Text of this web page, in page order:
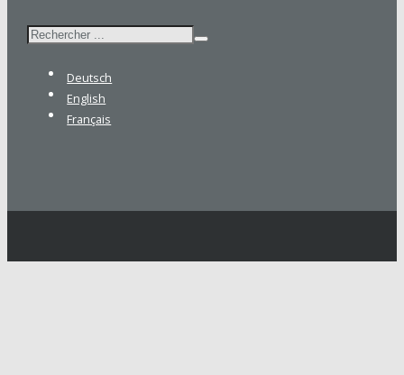
Rechercher
Deutsch
English
Français